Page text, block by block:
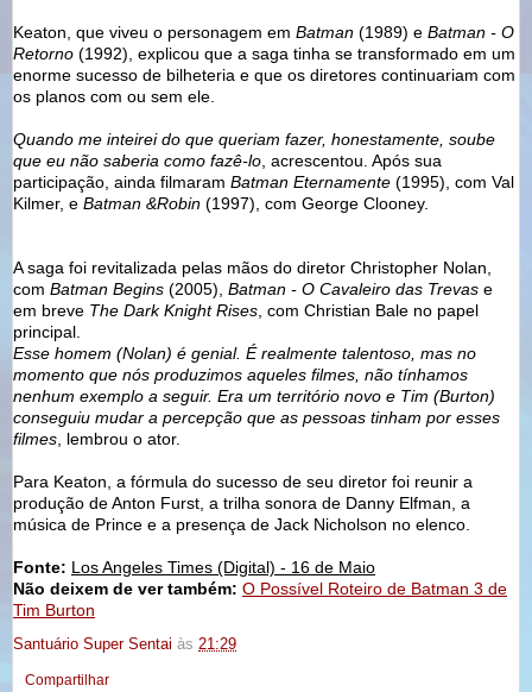
Keaton, que viveu o personagem em Batman (1989) e Batman - O
Retorno (1992), explicou que a saga tinha se transformado em um
enorme sucesso de bilheteria e que os diretores continuariam com
os planos com ou sem ele.
Quando me inteirei do que queriam fazer, honestamente, soube
que eu não saberia como fazê-lo , acrescentou. Após sua
participação, ainda filmaram Batman Eternamente (1995), com Val
Kilmer, e Batman &Robin (1997), com George Clooney.
A saga foi revitalizada pelas mãos do diretor Christopher Nolan,
com Batman Begins (2005), Batman - O Cavaleiro das Trevas e
em breve The Dark Knight Rises , com Christian Bale no papel
principal.
Esse homem (Nolan) é genial. É realmente talentoso, mas no
momento que nós produzimos aqueles filmes, não tínhamos
nenhum exemplo a seguir. Era um território novo e Tim (Burton)
conseguiu mudar a percepção que as pessoas tinham por esses
filmes , lembrou o ator.
Para Keaton, a fórmula do sucesso de seu diretor foi reunir a
produção de Anton Furst, a trilha sonora de Danny Elfman, a
música de Prince e a presença de Jack Nicholson no elenco.
Fonte: Los Angeles Times (Digital) - 16 de Maio
Não deixem de ver também: O Possível Roteiro de Batman 3 de
Tim Burton
Santuário Super Sentai às 21:29
Compartilhar